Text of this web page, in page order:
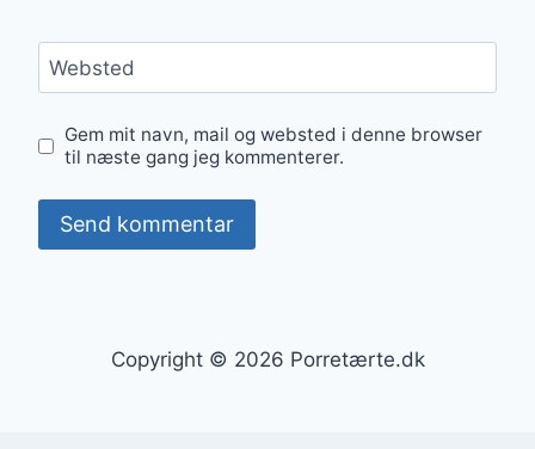
Websted
Gem mit navn, mail og websted i denne browser
til næste gang jeg kommenterer.
Copyright © 2026 Porretærte.dk